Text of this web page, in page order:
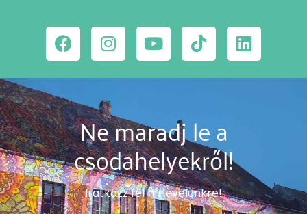
Ne maradj le a
csodahelyekről!
Iratkozz fel hírlevelünkre!